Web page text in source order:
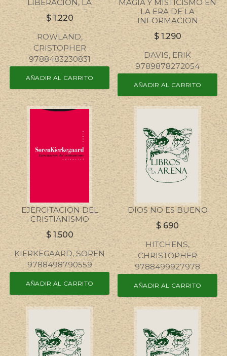
LIBERACION, LA
$ 1.220
ROWLAND,
CRISTOPHER
9788483230831
AÑADIR AL CARRITO
MAGIA Y MISTICISMO EN
LA ERA DE LA
INFORMACION
$ 1.290
DAVIS, ERIK
9789878272054
AÑADIR AL CARRITO
EJERCITACION DEL
CRISTIANISMO
$ 1.500
KIERKEGAARD, SOREN
9788498790559
AÑADIR AL CARRITO
DIOS NO ES BUENO
$ 690
HITCHENS,
CHRISTOPHER
9788499927978
AÑADIR AL CARRITO